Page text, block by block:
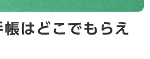
はどこでもらえ